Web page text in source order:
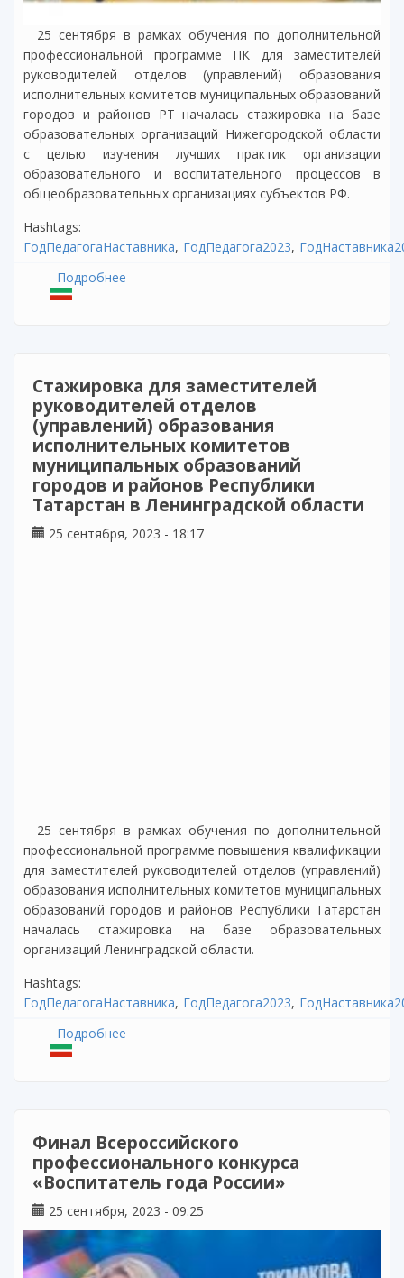
25 сентября в рамках обучения по дополнительной
профессиональной программе ПК для заместителей
руководителей отделов (управлений) образования
исполнительных комитетов муниципальных образований
городов и районов РТ началась стажировка на базе
образовательных организаций Нижегородской области
с целью изучения лучших практик организации
образовательного и воспитательного процессов в
общеобразовательных организациях субъектов РФ.
Hashtags:
ГодПедагогаНаставника ГодПедагога2023
Подробнее
Стажировка для заместителей
руководителей отделов
(управлений) образования
исполнительных комитетов
муниципальных образований
городов и районов Республики
Татарстан в Ленинградской области
25 сентября, 2023 - 18:17
25 сентября в рамках обучения по дополнительной
профессиональной программе повышения квалификации
для заместителей руководителей отделов (управлений)
образования исполнительных комитетов муниципальных
образований городов и районов Республики Татарстан
началась стажировка на базе образовательных
организаций Ленинградской области.
Hashtags:
ГодПедагогаНаставника ГодПедагога2023
Подробнее
Ленинградской области
Финал Всероссийского
профессионального конкурса
«Воспитатель года России»
25 сентября, 2023 - 09:25